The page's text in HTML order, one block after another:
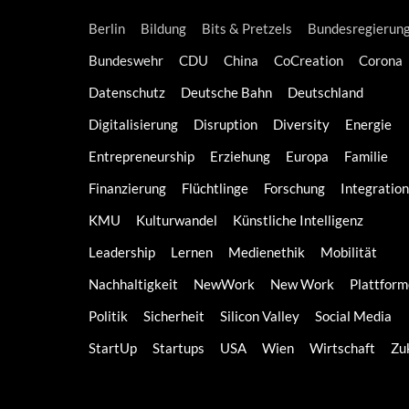
Berlin Bildung Bits & Pretzels
Bundeswehr
CDU China CoCreation
Corona
Datenschutz
Deutsche Bahn
Deutschland
Digitalisierung
Disruption Diversity
Energie
Entrepreneurship
Erziehung Europa
Familie
Finanzierung
Flüchtlinge Forschung
Integration
KMU
Kulturwandel
Künstliche Intelligenz
Leadership
Lernen Medienethik
Mobilität
Nachhaltigkeit
NewWork New Work
Politik
Sicherheit Silicon Valley
Social Media
StartUp
Startups USA Wien Wirtschaft